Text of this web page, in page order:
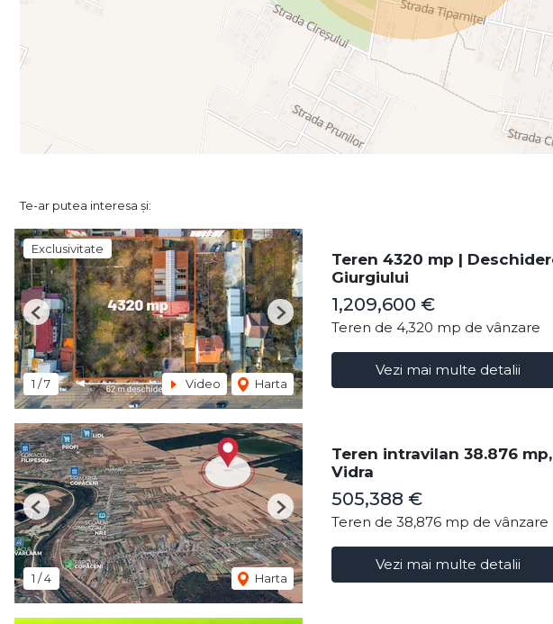
Te-ar putea interesa și:
Exclusivitate
1 /7 Video Harta
Previous Next
Teren 4320 mp |
Giurgiului
1,209,600 €
Teren de 4,320 mp de vânzare
Vezi mai multe detalii
1 /4 Harta
Previous Next
Teren intravilan 38.876
Vidra
505,388 €
Teren de 38,876 mp de vânzare
Vezi mai multe detalii